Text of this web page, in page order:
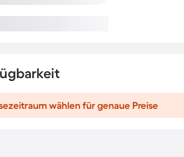
wählen für genaue Preise